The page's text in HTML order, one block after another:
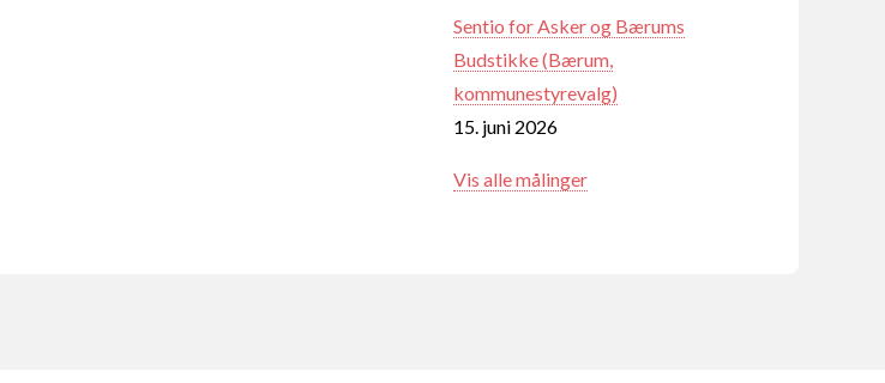
Sentio for Asker og Bærums
Budstikke (Bærum,
kommunestyrevalg)
15. juni 2026
Vis alle målinger